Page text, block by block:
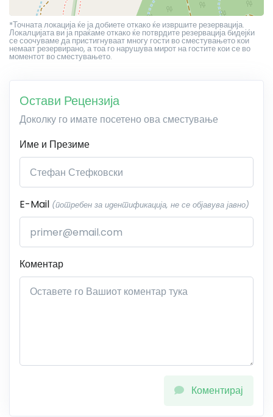
*Точната локација ќе ја добиете откако ќе извршите резервација.
Локалцијата ви ја праќаме откако ќе потврдите резервација бидејќи
се соочуваме да пристигнуваат многу гости во сместувањето кои
немаат резервирано, а тоа го нарушува мирот на гостите кои се во
моментот во сместувањето.
Остави Рецензија
Доколку го имате посетено ова сместување
Име и Презиме
E-Mail (потребен за идентификација, не се објавува јавно)
Коментар
Коментирај